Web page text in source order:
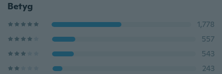
Betyg
1,778
557
543
243